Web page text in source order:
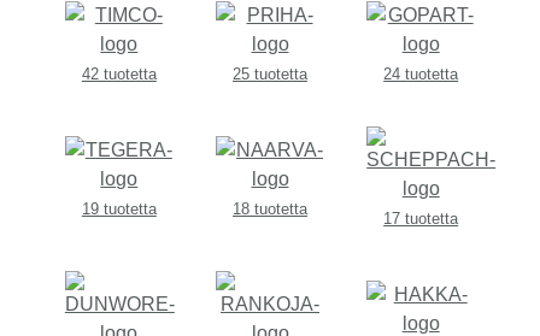
42 tuotetta 25 tuotetta 24 tuotetta
19 tuotetta 18 tuotetta
17 tuotetta